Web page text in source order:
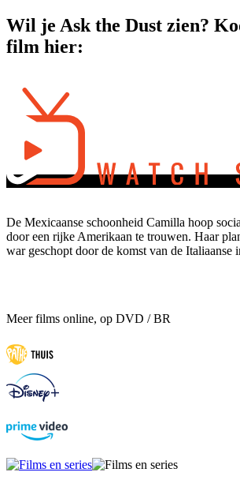
Wil je Ask the Dust zien?
film hier:
De Mexicaanse schoonheid Camilla hoop
door een rijke Amerikaan te trouwen. Haar
war geschopt door de komst van de Italiaanse
Meer films online, op DVD / BR